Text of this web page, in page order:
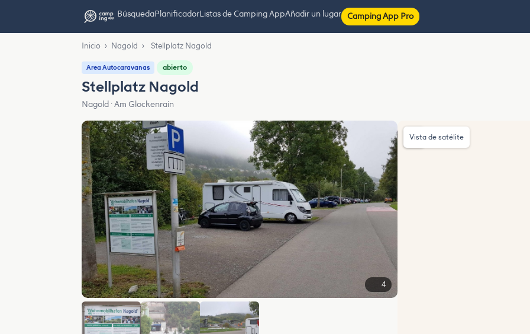
BúsquedaPlanificadorListas de Camping AppAñadir un lugar Camping App Pro
Inicio › Nagold › Stellplatz Nagold
Area Autocaravanas abierto
Stellplatz Nagold
Nagold · Am Glockenrain
4
Vista de satélite